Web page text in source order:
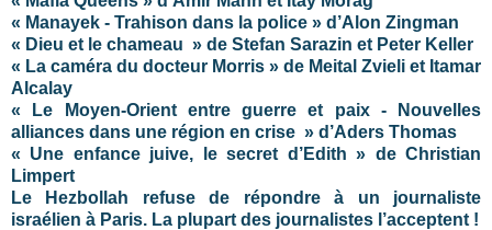
« Manayek - Trahison dans la police » d’Alon Zingman
« Dieu et le chameau » de Stefan Sarazin et Peter Keller
« La caméra du docteur Morris » de Meital Zvieli et Itamar
Alcalay
« Le Moyen-Orient entre guerre et paix - Nouvelles
alliances dans une région en crise » d’Aders Thomas
« Une enfance juive, le secret d’Edith » deChristian
Limpert
Le Hezbollah refuse de répondre à un journaliste
israélien à Paris. La plupart des journalistes l’acceptent !